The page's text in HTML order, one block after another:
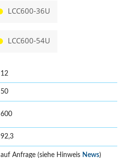
LCC600-36U
LCC600-54U
12
50
600
92,3
auf Anfrage (siehe Hinweis News)